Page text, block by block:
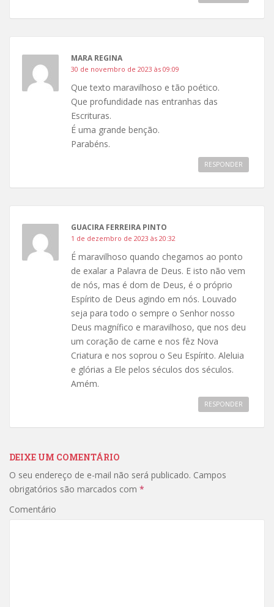
MARA REGINA
30 de novembro de 2023 às 09:09
Que texto maravilhoso e tão poético.
Que profundidade nas entranhas das
Escrituras.
É uma grande benção.
Parabéns.
RESPONDER
GUACIRA FERREIRA PINTO
1 de dezembro de 2023 às 20:32
É maravilhoso quando chegamos ao ponto
de exalar a Palavra de Deus. E isto não vem
de nós, mas é dom de Deus, é o próprio
Espírito de Deus agindo em nós. Louvado
seja para todo o sempre o Senhor nosso
Deus magnífico e maravilhoso, que nos deu
um coração de carne e nos fêz Nova
Criatura e nos soprou o Seu Espírito. Aleluia
e glórias a Ele pelos séculos dos séculos.
Amém.
RESPONDER
DEIXE UM COMENTÁRIO
O seu endereço de e-mail não será publicado. Campos
obrigatórios são marcados com *
Comentário